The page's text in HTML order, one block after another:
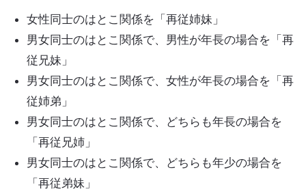
女性同士のはとこ関係を「再従姉妹」
男女同士のはとこ関係で、男性が年長の場合を「再
従兄妹」
男女同士のはとこ関係で、女性が年長の場合を「再
従姉弟」
男女同士のはとこ関係で、どちらも年長の場合を
「再従兄姉」
男女同士のはとこ関係で、どちらも年少の場合を
「再従弟妹」